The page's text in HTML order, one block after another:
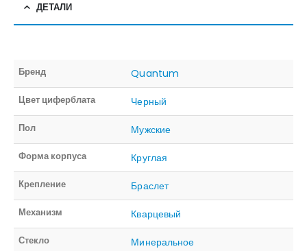
ДЕТАЛИ
Бренд Quantum
Цвет циферблата Черный
Пол Мужские
Форма корпуса Круглая
Крепление Браслет
Механизм Кварцевый
Стекло Минеральное